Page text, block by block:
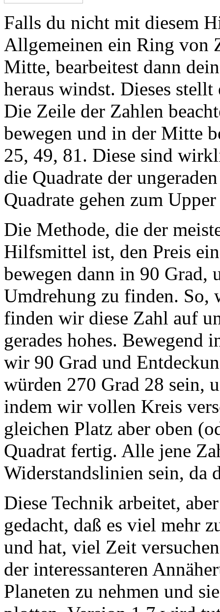
Falls du nicht mit diesem
Allgemeinen ein Ring von
Mitte, bearbeitest dann
heraus windst. Dieses stellt
Die Zeile der Zahlen
bewegen und in der Mitte
25, 49, 81. Diese sind
die Quadrate der
Quadrate gehen zum
Die Methode, die der
Hilfsmittel ist, den Preis
bewegen dann in 90 Grad,
Umdrehung zu finden. So,
finden wir diese Zahl auf
gerades hohes. Bewegend
wir 90 Grad und
würden 270 Grad 28 sein,
indem wir vollen Kreis
gleichen Platz aber oben
Quadrat fertig. Alle jene
Widerstandslinien sein, da
Diese Technik arbeitet,
gedacht, daß es viel mehr
und hat, viel Zeit
der interessanteren
Planeten zu nehmen und